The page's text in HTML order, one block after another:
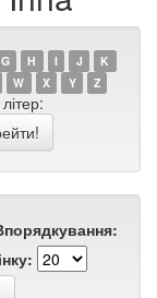
G H I J
K
W X Y Z